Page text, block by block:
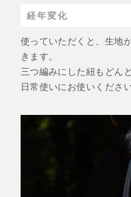
経年変化
使っていただくと、生地
きます。
三つ編みにした紐もどん
日常使いにお使いください